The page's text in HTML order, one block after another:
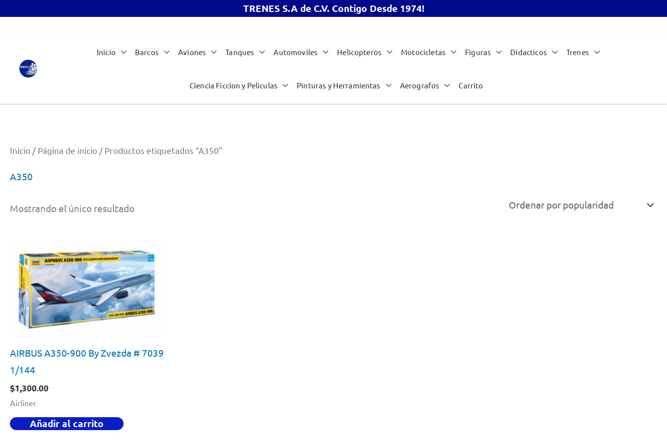
TRENES S.A de C.V. Contigo Desde 1974!
contenido
Inicio Barcos Aviones Tanques Automoviles Helicopteros Motocicletas Figuras Didacticos Trenes
Ciencia Ficcion y Peliculas Pinturas y Herramientas Aerografos Carrito
Inicio / Página de inicio / Productos etiquetados “A350”
A350
Mostrando el único resultado
AIRBUS A350-900 By Zvezda # 7039
1/144
$1,300.00
Airliner
Añadir al carrito